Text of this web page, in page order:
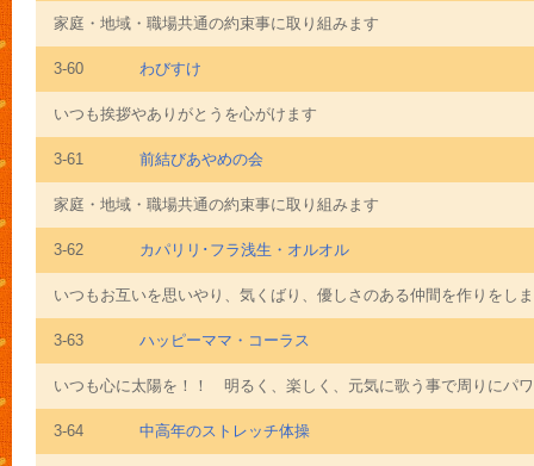
家庭・地域・職場共通の約束事に取り組みます
3-60 わびすけ
いつも挨拶やありがとうを心がけます
3-61 前結びあやめの会
家庭・地域・職場共通の約束事に取り組みます
3-62 カパリリ･フラ浅生・オルオル
いつもお互いを思いやり、気くばり、優しさのある仲間を作りをし
3-63 ハッピーママ・コーラス
いつも心に太陽を！！ 明るく、楽しく、元気に歌う事で周りにパ
3-64 中高年のストレッチ体操